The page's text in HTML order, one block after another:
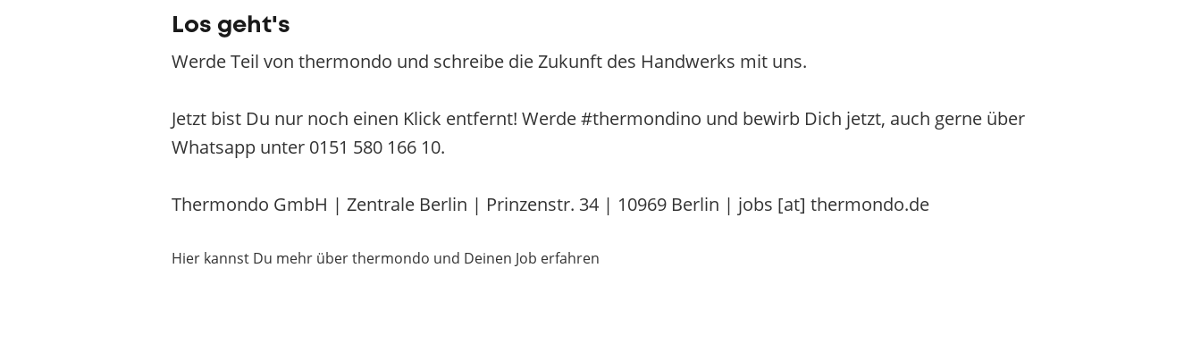
Los geht's
Werde Teil von thermondo und schreibe die Zukunft des Handwerks mit uns.
Jetzt bist Du nur noch einen Klick entfernt! Werde #thermondino und bewirb Dich jetzt, auch gerne über
Whatsapp unter 0151 580 166 10.
Thermondo GmbH | Zentrale Berlin | Prinzenstr. 34 | 10969 Berlin | jobs [at] thermondo.de
Hier kannst Du mehr über thermondo und Deinen Job erfahren